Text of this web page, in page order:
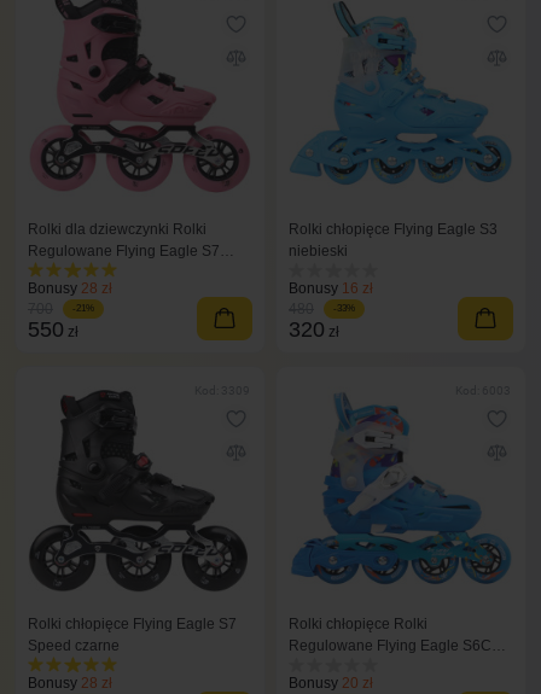
Rolki dla dziewczynki Rolki
Regulowane Flying Eagle S7
Speed różowe
Bonusy 28 zł
-21%
550 zł
Rolki chłopięce Flying Eagle S3
niebieski
Bonusy 16 zł
-33%
320 zł
Rolki chłopięce Flying Eagle S7
Speed czarne
Bonusy 28 zł
Rolki chłopięce Rolki
Regulowane Flying Eagle S6C
Bonusy 20 zł